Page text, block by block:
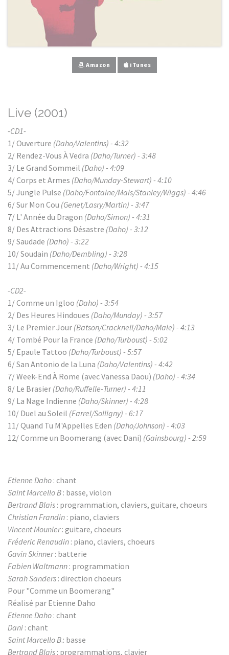
Amazon iTunes
Live (2001)
-CD1-
1/ Ouverture (Daho/Valentins) - 4:32
2/ Rendez-Vous À Vedra (Daho/Turner) - 3:48
3/ Le Grand Sommeil (Daho) - 4:09
4/ Corps et Armes (Daho/Munday-Stewart) - 4:10
5/ Jungle Pulse (Daho/Fontaine/Mais/Stanley/Wiggs) - 4:46
6/ Sur Mon Cou (Genet/Lasry/Martin) - 3:47
7/ L' Année du Dragon (Daho/Simon) - 4:31
8/ Des Attractions Désastre (Daho) - 3:12
9/ Saudade (Daho) - 3:22
10/ Soudain (Daho/Dembling) - 3:28
11/ Au Commencement (Daho/Wright) - 4:15
-CD2-
1/ Comme un Igloo (Daho) - 3:54
2/ Des Heures Hindoues (Daho/Munday) - 3:57
3/ Le Premier Jour (Batson/Cracknell/Daho/Male) - 4:13
4/ Tombé Pour la France (Daho/Turboust) - 5:02
5/ Epaule Tattoo (Daho/Turboust) - 5:57
6/ San Antonio de la Luna (Daho/Valentins) - 4:42
7/ Week-End À Rome (avec Vanessa Daou) (Daho) - 4:34
8/ Le Brasier (Daho/Ruffelle-Turner) - 4:11
9/ La Nage Indienne (Daho/Skinner) - 4:28
10/ Duel au Soleil (Farrel/Solligny) - 6:17
11/ Quand Tu M'Appelles Eden (Daho/Johnson) - 4:03
12/ Comme un Boomerang (avec Dani) (Gainsbourg) - 2:59
Etienne Daho : chant
Saint Marcello B : basse, violon
Bertrand Blais : programmation, claviers, guitare, choeurs
Christian Frandin : piano, claviers
Vincent Mounier: guitare, choeurs
Fréderic Renaudin : piano, claviers, choeurs
Gavin Skinner: batterie
Fabien Waltmann : programmation
Sarah Sanders : direction choeurs
Pour "Comme un Boomerang"
Réalisé par Etienne Daho
Etienne Daho : chant
Dani : chant
Saint Marcello B.: basse
Bertrand Blais : programmations, clavier